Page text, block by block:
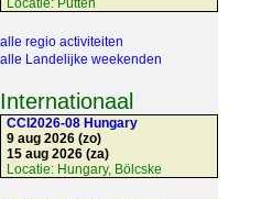
Locatie: Putten
alle regio activiteiten
alle Landelijke weekenden
Internationaal
CCI2026-08 Hungary
9 aug 2026 (zo)
15 aug 2026 (za)
Locatie: Hungary, Bölcske